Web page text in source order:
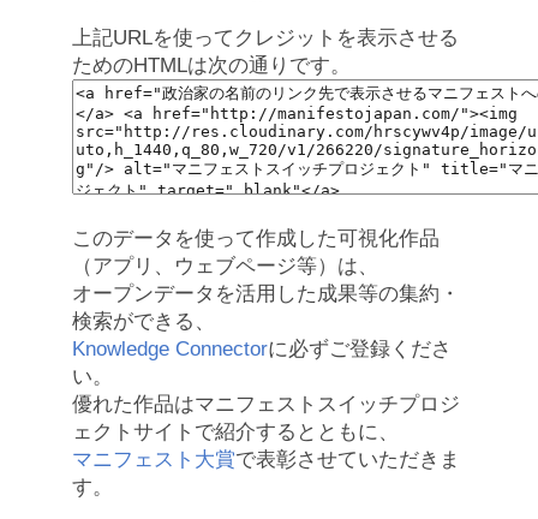
上記URLを使ってクレジットを表示させる
ためのHTMLは次の通りです。
このデータを使って作成した可視化作品
（アプリ、ウェブページ等）は、
オープンデータを活用した成果等の集約・
検索ができる、
Knowledge Connectorに必ずご登録くださ
い。
優れた作品はマニフェストスイッチプロジ
ェクトサイトで紹介するとともに、
マニフェスト大賞で表彰させていただきま
す。